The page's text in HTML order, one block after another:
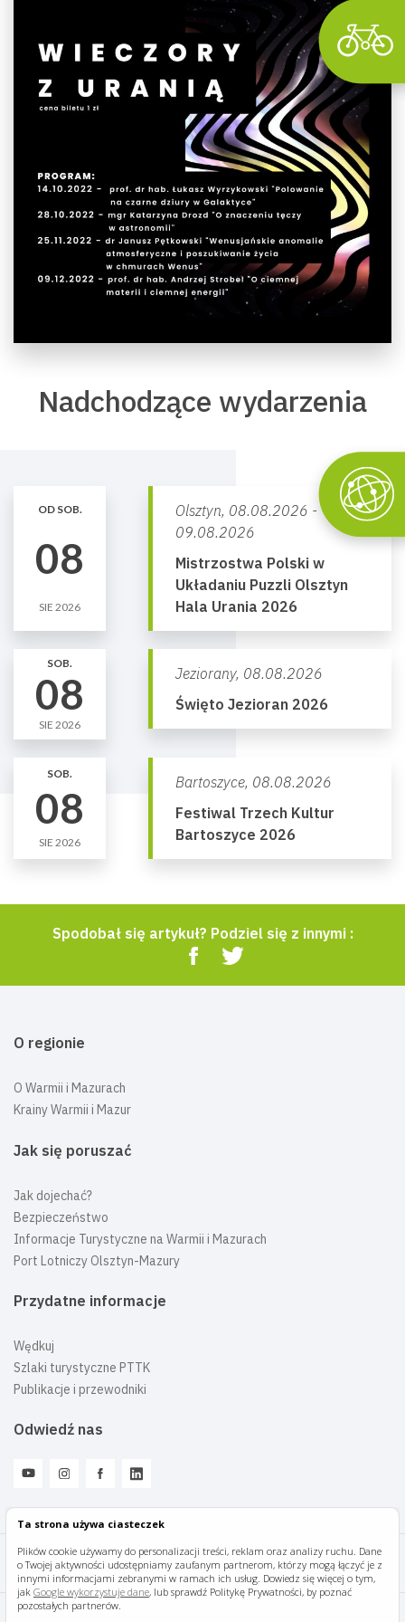
Ta strona używa ciasteczek
Plików cookie używamy do personalizacji treści, reklam oraz analizy ruchu. Dane
o Twojej aktywności udostępniamy zaufanym partnerom, którzy mogą łączyć je z
innymi informacjami zebranymi w ramach ich usług. Dowiedz się więcej o tym,
jak Google wykorzystuje dane, lub sprawdź Politykę Prywatności, by poznać
pozostałych partnerów.
Nadchodzące wydarzenia
OD SOB.
08
SIE 2026
Olsztyn, 08.08.2026 -
09.08.2026
Mistrzostwa Polski w
Układaniu Puzzli Olsztyn
Hala Urania 2026
SOB.
08
SIE 2026
Jeziorany, 08.08.2026
Święto Jezioran 2026
SOB.
08
SIE 2026
Bartoszyce, 08.08.2026
Festiwal Trzech Kultur
Bartoszyce 2026
Spodobał się artykuł? Podziel się z innymi :
O regionie
O Warmii i Mazurach
Krainy Warmii i Mazur
Jak się poruszać
Jak dojechać?
Bezpieczeństwo
Informacje Turystyczne na Warmii i Mazurach
Port Lotniczy Olsztyn-Mazury
Przydatne informacje
Wędkuj
Szlaki turystyczne PTTK
Publikacje i przewodniki
Odwiedź nas
Mazury Travel © 2026
Polityka prywatności